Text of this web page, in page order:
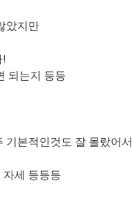
았지만
되는지 등등
기본적인것도 잘 몰랐어서
세 등등등